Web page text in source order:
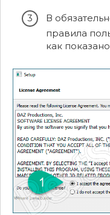
В
правила
как